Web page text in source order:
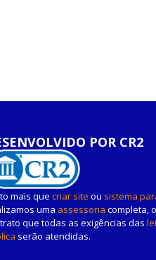
POR CR2
mais que criar site ou sistema
uma assessoria completa,
que todas as exigências das
serão atendidas.